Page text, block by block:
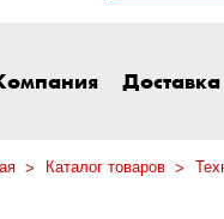
Каталог товаров